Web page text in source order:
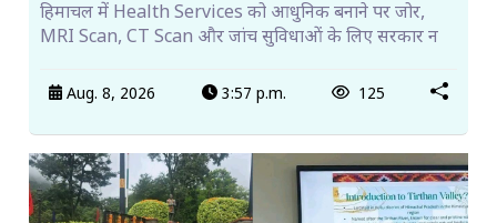
हिमाचल में Health Services को आधुनिक बनाने पर जोर,
MRI Scan, CT Scan और जांच सुविधाओं के लिए सरकार न
Aug. 8, 2026 3:57 p.m. 125